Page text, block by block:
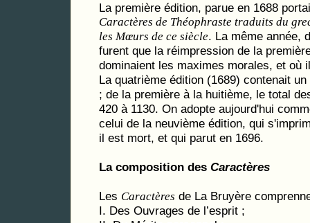
La première édition, parue en 1688
Caractères de Théophraste traduits du
les Mœurs de ce siècle. La même année,
furent que la réimpression de la
dominaient les maximes morales, et où
La quatrième édition (1689) contenait
; de la première à la huitième, le total
420 à 1130. On adopte aujourd'hui
celui de la neuvième édition, qui
il est mort, et qui parut en 1696.
La composition des Caractères
Les Caractères de La Bruyère
I. Des Ouvrages de l’esprit ;